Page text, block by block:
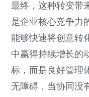
最终，这种转变带
是企业核心竞争力
能够快速将创意转
中赢得持续增长的
标，而是良好管
无障碍，当协同没